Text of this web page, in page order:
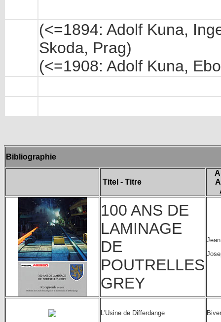
(<=1894: Adolf Kuna,
Skoda, Prag)
(<=1908: Adolf Kuna,
Bibliographie
Titel - Titre
100 ANS DE
LAMINAGE
DE
POUTRELLES
GREY
L'Usine de Differdange